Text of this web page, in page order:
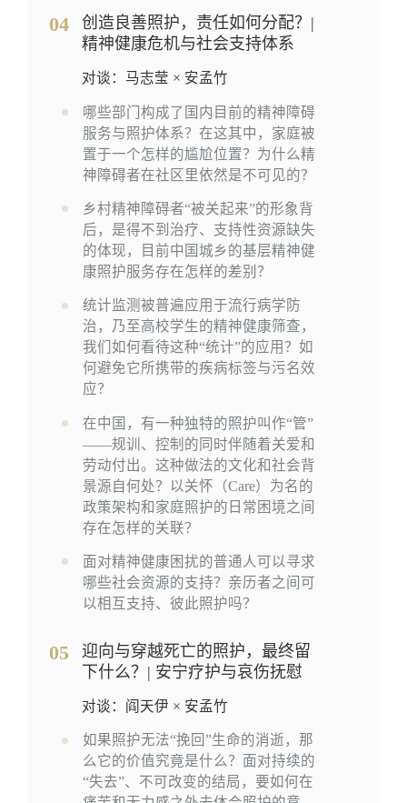
04
创造良善照护，责任如何分配？|
精神健康危机与社会支持体系
对谈：马志莹 × 安孟竹
哪些部门构成了国内目前的精神障碍
服务与照护体系？在这其中，家庭被
置于一个怎样的尴尬位置？为什么精
神障碍者在社区里依然是不可见的？
乡村精神障碍者“被关起来”的形象背
后，是得不到治疗、支持性资源缺失
的体现，目前中国城乡的基层精神健
康照护服务存在怎样的差别？
统计监测被普遍应用于流行病学防
治，乃至高校学生的精神健康筛查，
我们如何看待这种“统计”的应用？如
何避免它所携带的疾病标签与污名效
应？
在中国，有一种独特的照护叫作“管”
——规训、控制的同时伴随着关爱和
劳动付出。这种做法的文化和社会背
景源自何处？以关怀（Care）为名的
政策架构和家庭照护的日常困境之间
存在怎样的关联？
面对精神健康困扰的普通人可以寻求
哪些社会资源的支持？亲历者之间可
以相互支持、彼此照护吗？
05
迎向与穿越死亡的照护，最终留
下什么？| 安宁疗护与哀伤抚慰
对谈：阎天伊 × 安孟竹
如果照护无法“挽回”生命的消逝，那
么它的价值究竟是什么？面对持续的
“失去”、不可改变的结局，要如何在